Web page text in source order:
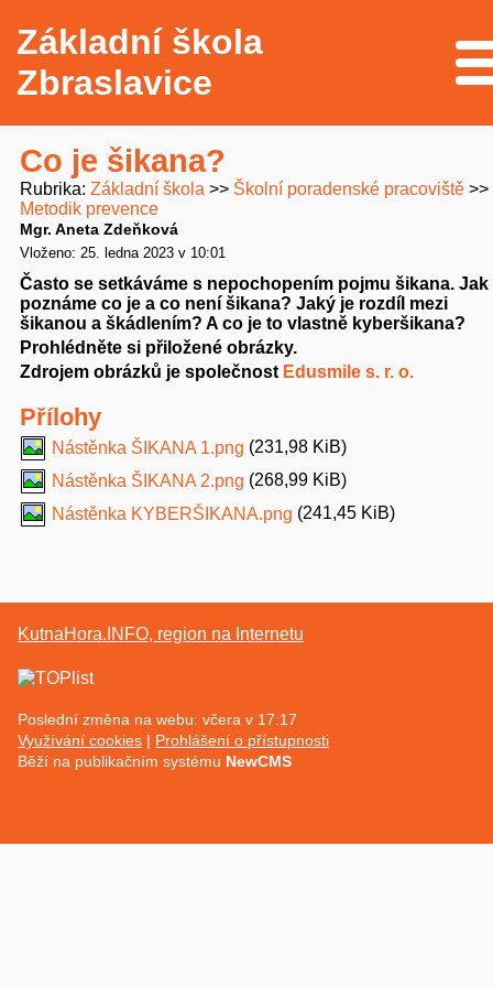
Základní škola
Zbraslavice
Co je šikana?
Rubrika Základní škola
Školní poradenské pracoviště
Metodik prevence
Mgr. Aneta Zdeňková
Vloženo: 25. ledna 2023 v 10:01
Často se setkáváme s nepochopením pojmu šikana. Jak
poznáme co je a co není šikana? Jaký je rozdíl mezi
šikanou a škádlením? A co je to vlastně kyberšikana?
Prohlédněte si přiložené obrázky.
Zdrojem obrázků je společnost Edusmile s. r. o.
Přílohy
Nástěnka ŠIKANA 1.png (231,98 KiB)
Nástěnka ŠIKANA 2.png (268,99 KiB)
Nástěnka KYBERŠIKANA.png (241,45 KiB)
KutnaHora.INFO, region na Internetu
Poslední změna na webu: včera v 17:17
Využívání cookies
Prohlášení o přístupnosti
Běží na publikačním systému NewCMS